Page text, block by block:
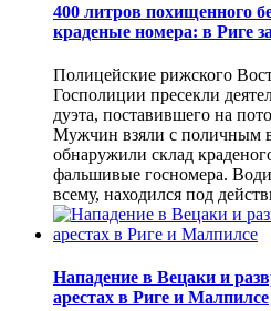
400 литров похищенного
краденые номера: в Риге
Полицейские рижского
Госполиции пресекли
дуэта, поставившего на
Мужчин взяли с поличным
обнаружили склад
фальшивые госномера.
всему, находился под
Нападение в Вецаки и
арестах в Риге и Малпилсе